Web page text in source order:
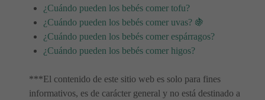
¿Cuándo pueden los bebés comer tofu?
¿Cuándo pueden los bebés comer uvas? 🍇
¿Cuándo pueden los bebés comer espárragos?
¿Cuándo pueden los bebés comer higos?
***El contenido de este sitio web es solo para fines
informativos, es de carácter general y no está destinado a